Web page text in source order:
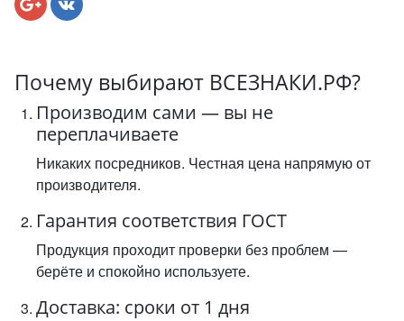
Почему выбирают ВСЕЗНАКИ.РФ?
Производим сами — вы не
переплачиваете
Никаких посредников. Честная цена напрямую от
производителя.
Гарантия соответствия ГОСТ
Продукция проходит проверки без проблем —
берёте и спокойно используете.
Доставка: сроки от 1 дня